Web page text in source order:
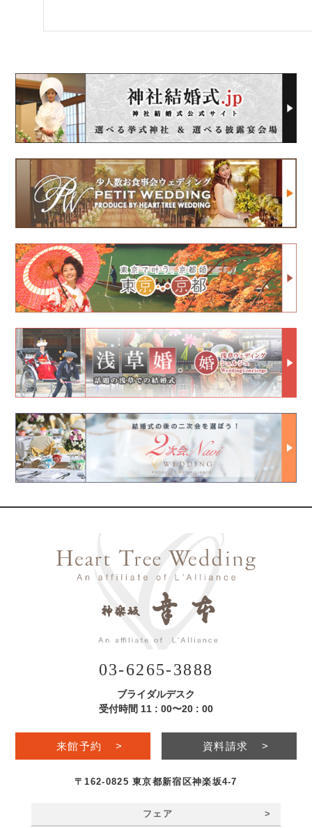
03-6265-3888
ブライダルデスク
受付時間 11 : 00〜20 : 00
来館予約 > 資料請求 >
〒162-0825 東京都新宿区神楽坂4-7
フェア >